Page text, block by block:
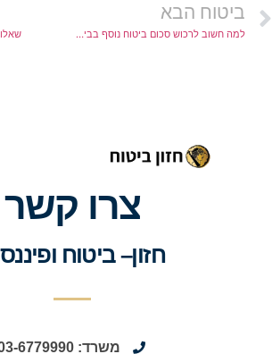
ביטוח הבא
למה חשוב לרכוש סכום ביטוח נוסף בביטוח דירה?
צרו קשר
חזון– ביטוח
משרד: 03-6779990